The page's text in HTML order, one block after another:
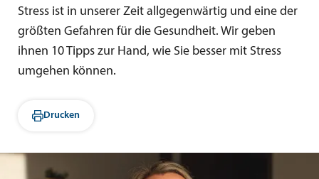
Stress ist in unserer Zeit allgegenwärtig und eine der
größten Gefahren für die Gesundheit. Wir geben
ihnen 10 Tipps zur Hand, wie Sie besser mit Stress
umgehen können.
Drucken